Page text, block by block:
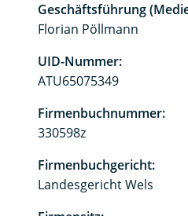
Geschäftsführung
Florian Pöllmann
UID-Nummer:
ATU65075349
Firmenbuchnummer:
330598z
Firmenbuchgericht:
Landesgericht Wels